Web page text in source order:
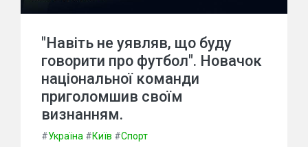
"Навіть не уявляв, що буду
говорити про футбол". Новачок
національної команди
приголомшив своїм
визнанням.
#Україна #Київ #Спорт